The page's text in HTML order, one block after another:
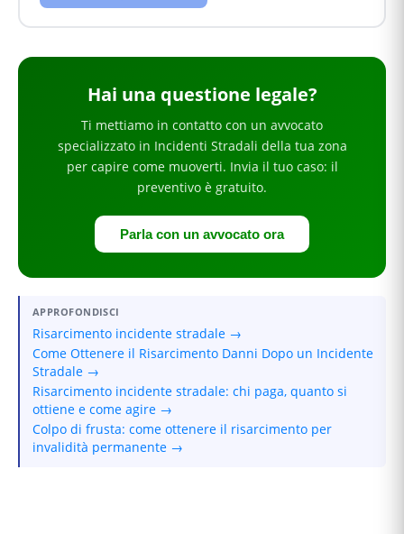
Hai una questione legale?
Ti mettiamo in contatto con un avvocato
specializzato in Incidenti Stradali della tua zona
per capire come muoverti. Invia il tuo caso: il
preventivo è gratuito.
Parla con un avvocato ora
APPROFONDISCI
Risarcimento incidente stradale →
Come Ottenere il Risarcimento Danni Dopo un Incidente
Stradale →
Risarcimento incidente stradale: chi paga, quanto si
ottiene e come agire →
Colpo di frusta: come ottenere il risarcimento per
invalidità permanente →